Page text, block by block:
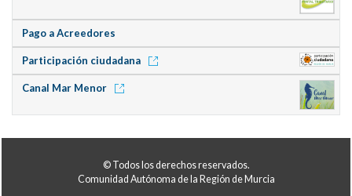
Pago a Acreedores
Participación ciudadana
Canal Mar Menor
© Todos los derechos reservados.
Comunidad Autónoma de la Región de Murcia